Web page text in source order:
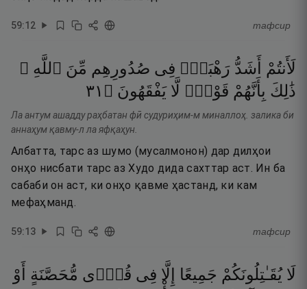
59:12 тафсир
لَأَنتُمْ أَشَدُّ رَهْبَةًۭ فِى صُدُورِهِم مِّنَ ٱللَّهِ ۚ
ذَٰلِكَ بِأَنَّهُمْ قَوْمٌۭ لَّا يَفْقَهُونَ ۝ ١٣
Ла антум ашадду раҳбатан фӣ судуриҳим-м миналлоҳ. залика би
аннаҳум қавму-л ла яфқаҳун.
Албатта, тарс аз шумо (мусалмонон) дар дилҳои
онҳо нисбати тарс аз Худо дида сахттар аст. Ин ба
сабаби он аст, ки онҳо қавме ҳастанд, ки кам
мефаҳманд.
59:13 тафсир
لَا يُقَـٰتِلُونَكُمْ جَمِيعًا إِلَّا فِى قُرًۭى مُّحَصَّنَةٍ
أَوْ